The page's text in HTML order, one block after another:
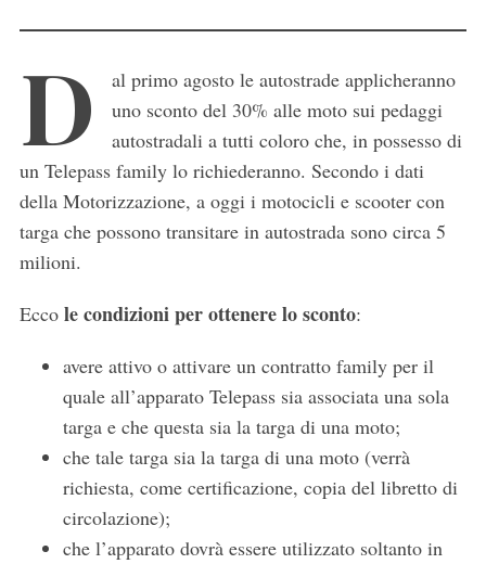
D
al primo agosto le autostrade applicheranno
uno sconto del 30% alle moto sui pedaggi
autostradali a tutti coloro che, in possesso di
un Telepass family lo richiederanno. Secondo i dati
della Motorizzazione, a oggi i motocicli e scooter con
targa che possono transitare in autostrada sono circa 5
milioni.
Ecco le condizioni per ottenere lo sconto:
avere attivo o attivare un contratto family per il
quale all’apparato Telepass sia associata una sola
targa e che questa sia la targa di una moto;
che tale targa sia la targa di una moto (verrà
richiesta, come certificazione, copia del libretto di
circolazione);
che l’apparato dovrà essere utilizzato soltanto in